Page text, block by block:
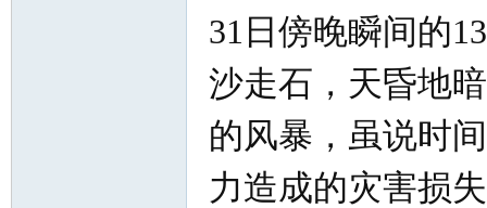
31日傍晚瞬间的
沙走石，天昏地
的风暴，虽说时
力造成的灾害损